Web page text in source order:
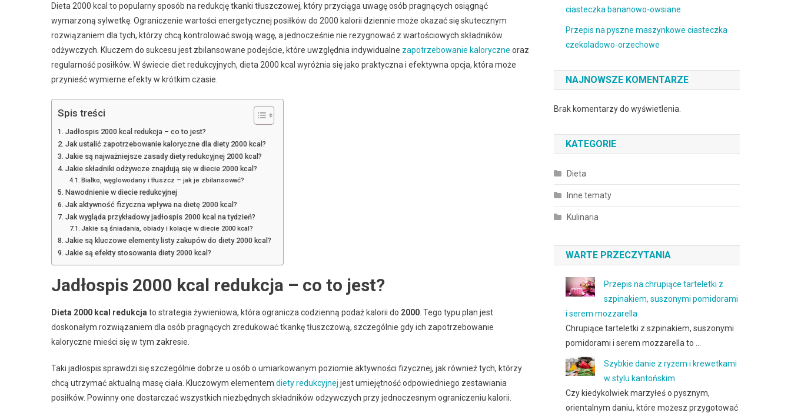
Dieta 2000 kcal to popularny sposób na redukcję tkanki tłuszczowej, który przyciąga uwagę osób pragnących osiągnąć
wymarzoną sylwetkę. Ograniczenie wartości energetycznej posiłków do 2000 kalorii dziennie może okazać się skutecznym
rozwiązaniem dla tych, którzy chcą kontrolować swoją wagę, a jednocześnie nie rezygnować z wartościowych składników
odżywczych. Kluczem do sukcesu jest zbilansowane podejście, które uwzględnia indywidualne zapotrzebowanie kaloryczne oraz
regularność posiłków. W świecie diet redukcyjnych, dieta 2000 kcal wyróżnia się jako praktyczna i efektywna opcja, która może
przynieść wymierne efekty w krótkim czasie.
Spis treści
Jadłospis 2000 kcal redukcja – co to jest?
Jak ustalić zapotrzebowanie kaloryczne dla diety 2000 kcal?
Jakie są najważniejsze zasady diety redukcyjnej 2000 kcal?
Jakie składniki odżywcze znajdują się w diecie 2000 kcal?
Białko, węglowodany i tłuszcz – jak je zbilansować?
Nawodnienie w diecie redukcyjnej
Jak aktywność fizyczna wpływa na dietę 2000 kcal?
Jak wygląda przykładowy jadłospis 2000 kcal na tydzień?
Jakie są śniadania, obiady i kolacje w diecie 2000 kcal?
Jakie są kluczowe elementy listy zakupów do diety 2000 kcal?
Jakie są efekty stosowania diety 2000 kcal?
Jadłospis 2000 kcal redukcja – co to jest?
Dieta 2000 kcal redukcja to strategia żywieniowa, która ogranicza codzienną podaż kalorii do 2000 . Tego typu plan jest
doskonałym rozwiązaniem dla osób pragnących zredukować tkankę tłuszczową, szczególnie gdy ich zapotrzebowanie
kaloryczne mieści się w tym zakresie.
Taki jadłospis sprawdzi się szczególnie dobrze u osób o umiarkowanym poziomie aktywności fizycznej, jak również tych, którzy
chcą utrzymać aktualną masę ciała. Kluczowym elementem diety redukcyjnej jest umiejętność odpowiedniego zestawiania
posiłków. Powinny one dostarczać wszystkich niezbędnych składników odżywczych przy jednoczesnym ograniczeniu kalorii.
ciasteczka bananowo-owsiane
Przepis na pyszne maszynkowe ciasteczka
czekoladowo-orzechowe
NAJNOWSZE KOMENTARZE
Brak komentarzy do wyświetlenia.
KATEGORIE
Dieta
Inne tematy
Kulinaria
WARTE PRZECZYTANIA
Przepis na chrupiące tarteletki z
szpinakiem, suszonymi pomidorami
i serem mozzarella
Chrupiące tarteletki z szpinakiem, suszonymi
pomidorami i serem mozzarella to …
Szybkie danie z ryżem i krewetkami
w stylu kantońskim
Czy kiedykolwiek marzyłeś o pysznym,
orientalnym daniu, które możesz przygotować